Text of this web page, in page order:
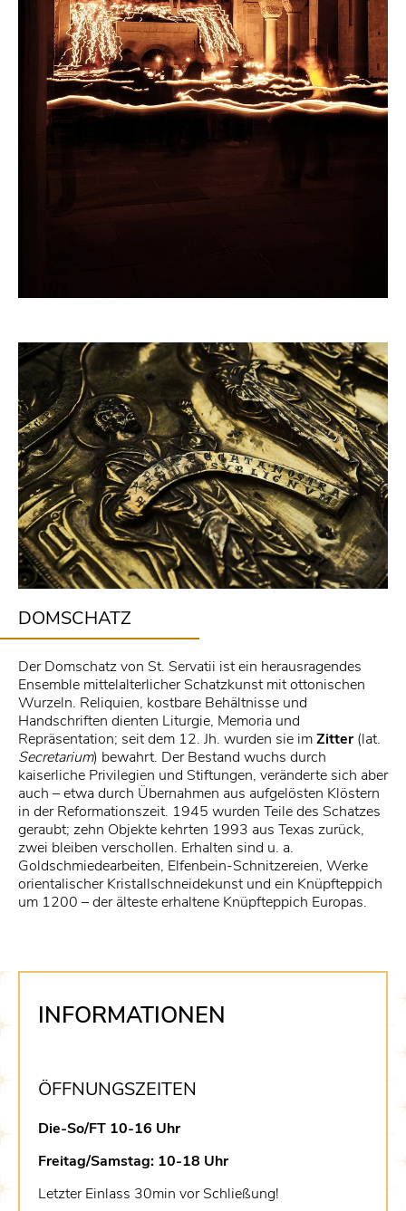
DOMSCHATZ
Der Domschatz von St. Servatii ist ein herausragendes
Ensemble mittelalterlicher Schatzkunst mit ottonischen
Wurzeln. Reliquien, kostbare Behältnisse und
Handschriften dienten Liturgie, Memoria und
Repräsentation; seit dem 12. Jh. wurden sie imZitter(lat.
Secretarium) bewahrt. Der Bestand wuchs durch
kaiserliche Privilegien und Stiftungen, veränderte sich aber
auch – etwa durch Übernahmen aus aufgelösten Klöstern
in der Reformationszeit. 1945 wurden Teile des Schatzes
geraubt; zehn Objekte kehrten 1993 aus Texas zurück,
zwei bleiben verschollen. Erhalten sind u. a.
Goldschmiedearbeiten, Elfenbein-Schnitzereien, Werke
orientalischer Kristallschneidekunst und ein Knüpfteppich
um 1200 – der älteste erhaltene Knüpfteppich Europas.
INFORMATIONEN
ÖFFNUNGSZEITEN
Die-So/FT 10-16 Uhr
Freitag/Samstag: 10-18 Uhr
Letzter Einlass 30min vor Schließung!